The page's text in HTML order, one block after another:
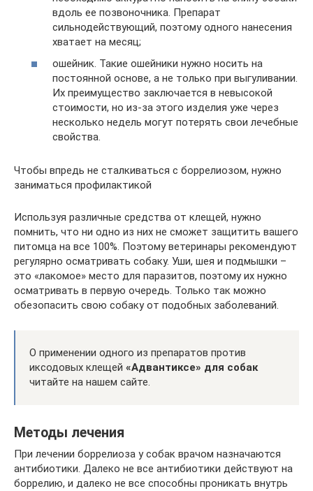
вдоль ее позвоночника. Препарат
сильнодействующий, поэтому одного нанесения
хватает на месяц;
ошейник. Такие ошейники нужно носить на
постоянной основе, а не только при выгуливании.
Их преимущество заключается в невысокой
стоимости, но из-за этого изделия уже через
несколько недель могут потерять свои лечебные
свойства.
Чтобы впредь не сталкиваться с боррелиозом, нужно
заниматься профилактикой
Используя различные средства от клещей, нужно
помнить, что ни одно из них не сможет защитить вашего
питомца на все 100%. Поэтому ветеринары рекомендуют
регулярно осматривать собаку. Уши, шея и подмышки –
это «лакомое» место для паразитов, поэтому их нужно
осматривать в первую очередь. Только так можно
обезопасить свою собаку от подобных заболеваний.
О применении одного из препаратов против
иксодовых клещей «Адвантиксе» для собак
читайте на нашем сайте.
Методы лечения
При лечении боррелиоза у собак врачом назначаются
антибиотики. Далеко не все антибиотики действуют на
боррелию, и далеко не все способны проникать внутрь